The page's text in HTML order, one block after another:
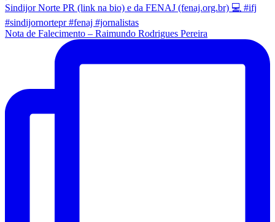
Nota de Falecimento – Raimundo Rodrigues Pereira